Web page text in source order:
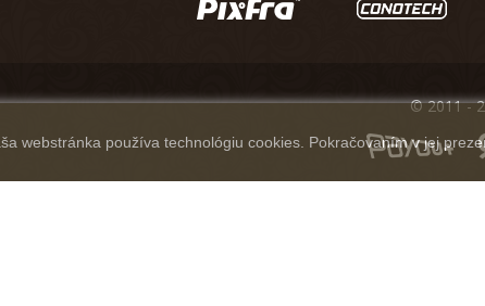
webstránka používa technológiu cookies. Pokračovaním v jej
© 2011 -